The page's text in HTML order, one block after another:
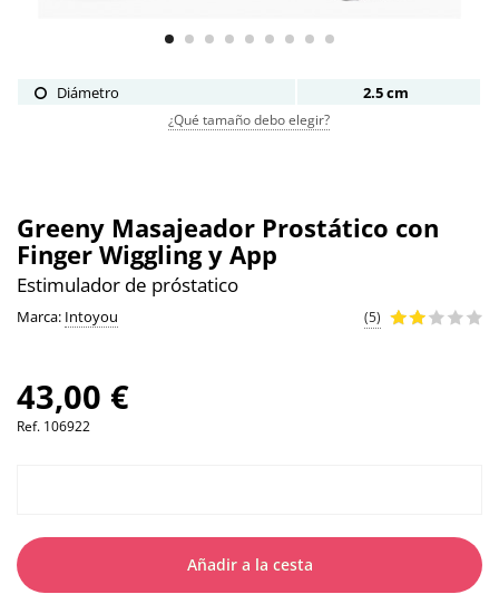
Diámetro 2.5 cm
¿Qué tamaño debo elegir?
Greeny Masajeador Prostático con
Finger Wiggling y App
Estimulador de próstatico
Marca: Intoyou (5)
43,00 €
Ref. 106922
Añadir a la cesta